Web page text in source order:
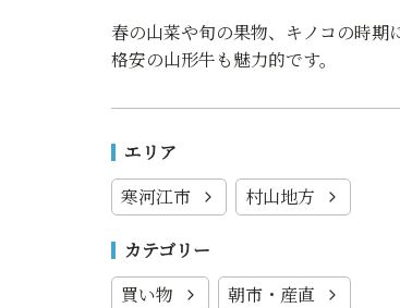
春の山菜や旬の果物、キノコの時期
格安の山形牛も魅力的です。
エリア
寒河江市
村山地方
カテゴリー
買い物
朝市・産直